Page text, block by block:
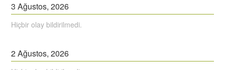
3 Ağustos,2026
Hiçbir olay bildirilmedi.
2Ağustos,2026